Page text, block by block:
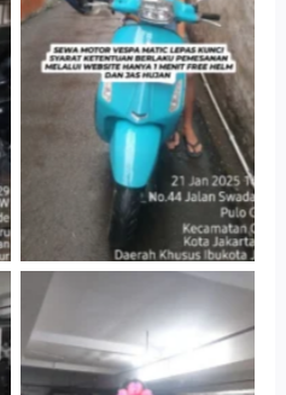
Antar Jemput
Kendaraan